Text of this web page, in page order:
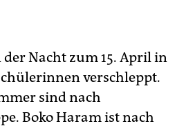
Nacht zum 15. April in
verschleppt.
sind nach
Boko Haram ist nach